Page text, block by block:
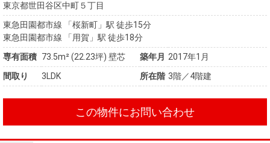
東京都世田谷区中町５丁目
東急田園都市線 「桜新町」駅 徒歩15分
東急田園都市線 「用賀」駅 徒歩18分
専有面積 73.5m²(22.23坪) 壁芯 築年月 2017年1月
間取り
3LDK 所在階 3階／4階建
この物件にお問い合わせ